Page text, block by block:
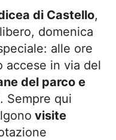
di Castello,
domenica
alle ore
accese in via del
del parco e
. Sempre qui
visite